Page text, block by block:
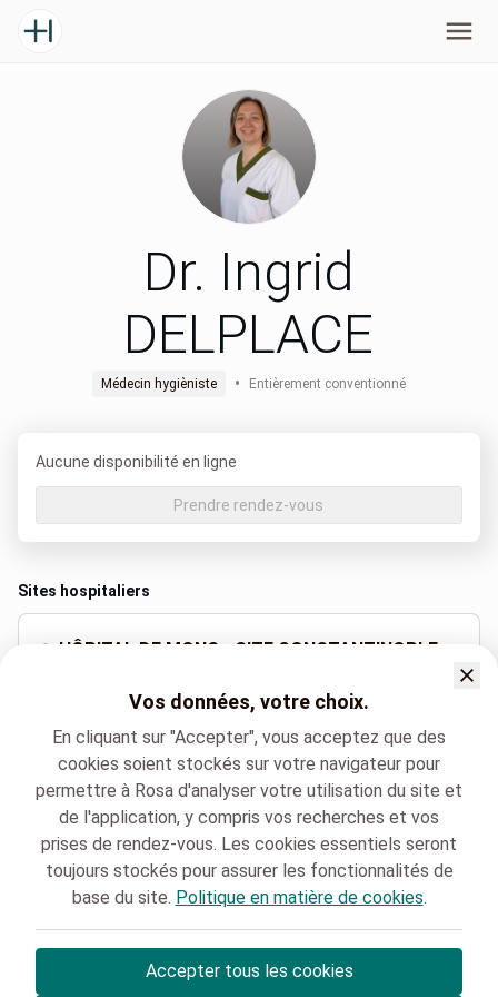
Dr. Ingrid
DELPLACE
Médecin hygièniste • Entièrement conventionné
Sites hospitaliers
HÔPITAL DE MONS - SITE CONSTANTINOPLE
+32 65 38 55 11
Langues parlées
Français (Français)
Aucune disponibilité en ligne
Prendre rendez-vous
HELORA
Prévention et Contrôle des Infections
Vos données, votre choix.
En cliquant sur "Accepter", vous acceptez que des
cookies soient stockés sur votre navigateur pour
permettre à Rosa d'analyser votre utilisation du site et
de l'application, y compris vos recherches et vos
prises de rendez-vous. Les cookies essentiels seront
toujours stockés pour assurer les fonctionnalités de
base du site. Politique en matière de cookies.
Accepter tous les cookies